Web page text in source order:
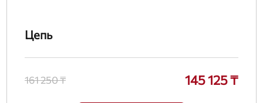
Цепь
161 250 ₸ 145 125 ₸